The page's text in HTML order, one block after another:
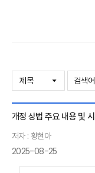
보험회사 재무분석(종
개정 상법 주요 내용 및
저자 : 황현아
2025-08-25